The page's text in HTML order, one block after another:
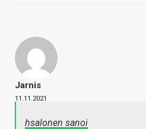
Jarnis
11.11.2021
hsalonen sanoi